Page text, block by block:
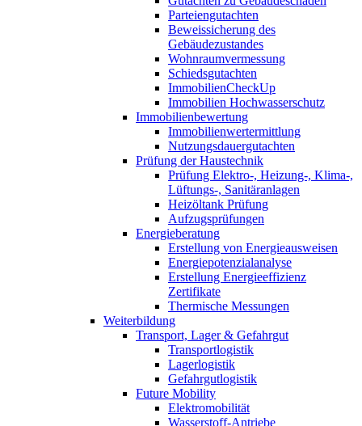
Parteiengutachten
Beweissicherung des
Gebäudezustandes
Wohnraumvermessung
Schiedsgutachten
ImmobilienCheckUp
Immobilien Hochwasserschutz
Immobilienbewertung
Immobilienwertermittlung
Nutzungsdauergutachten
Prüfung der Haustechnik
Prüfung Elektro-, Heizung-, Klima-,
Lüftungs-, Sanitäranlagen
Heizöltank Prüfung
Aufzugsprüfungen
Energieberatung
Erstellung von Energieausweisen
Energiepotenzialanalyse
Erstellung Energieeffizienz
Zertifikate
Thermische Messungen
Weiterbildung
Transport, Lager & Gefahrgut
Transportlogistik
Lagerlogistik
Gefahrgutlogistik
Future Mobility
Elektromobilität
Wasserstoff-Antriebe